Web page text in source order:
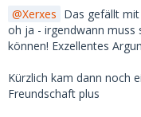
Xerxes Das gefällt
oh ja - irgendwann muss
können! Exzellentes
Kürzlich kam dann noch
Freundschaft plus